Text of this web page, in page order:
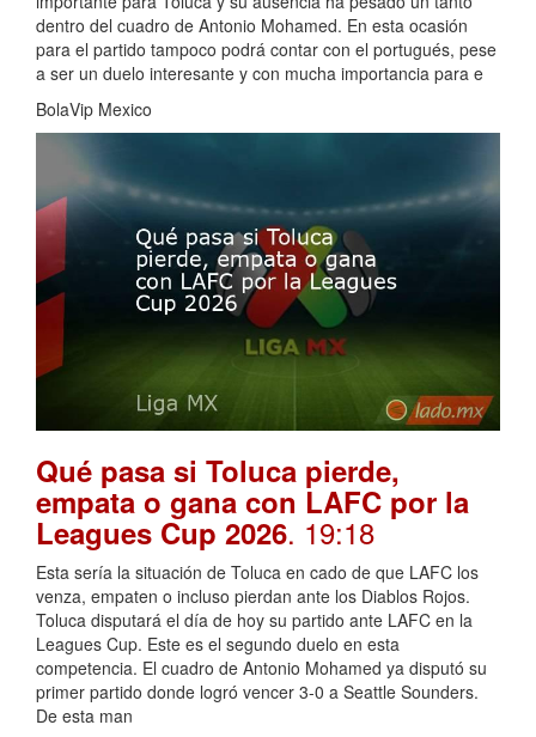
dentro del cuadro de Antonio Mohamed. En esta ocasión
para el partido tampoco podrá contar con el portugués, pese
a ser un duelo interesante y con mucha importancia para e
BolaVip Mexico
Qué pasa si Toluca pierde,
empata o gana con LAFC por la
Leagues Cup 2026. 19:18
Esta sería la situación de Toluca en cado de que LAFC los
venza, empaten o incluso pierdan ante los Diablos Rojos.
Toluca disputará el día de hoy su partido ante LAFC en la
Leagues Cup. Este es el segundo duelo en esta
competencia. El cuadro de Antonio Mohamed ya disputó su
primer partido donde logró vencer 3-0 a Seattle Sounders.
De esta man